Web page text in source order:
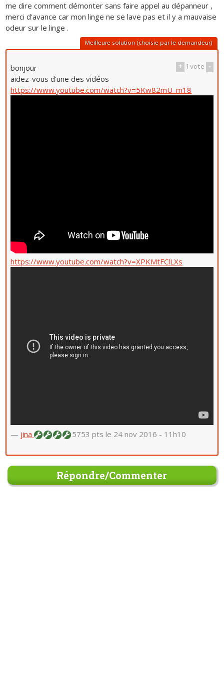
me dire comment démonter sans faire appel au dépanneur ,
merci d'avance car mon linge ne se lave pas et il y a mauvaise
odeur sur le linge .
Meilleure solution (choisie par le demandeur)
+ 1vote -
bonjour
aidez-vous d'une des vidéos
https://www.youtube.com/watch?v=5Kw82mU_m18
https://www.youtube.com/watch?v=XPKMtFClLXs
— jina 5753 ptsle 24 nov 2016 - 11h10
Répondre/Commenter